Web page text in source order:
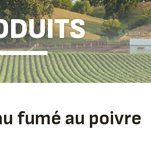
fumé au poivre